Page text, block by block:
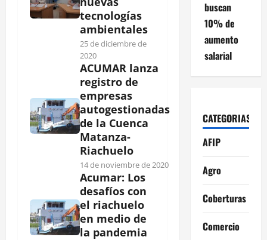
tecnologías
ambientales
25 de diciembre de
2020
ACUMAR lanza
registro de
empresas
autogestionadas
de la Cuenca
Matanza-
Riachuelo
14 de noviembre de 2020
Acumar: Los
desafíos con
el riachuelo
en medio de
la pandemia
buscan
10% de
aumento
salarial
CATEGORIAS
AFIP
Agro
Coberturas
Comercio